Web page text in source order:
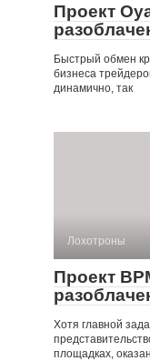
Проект
Быстрый обмен
бизнеса
динамично, так
Лохотроны
Проект
Хотя главной
площадках,